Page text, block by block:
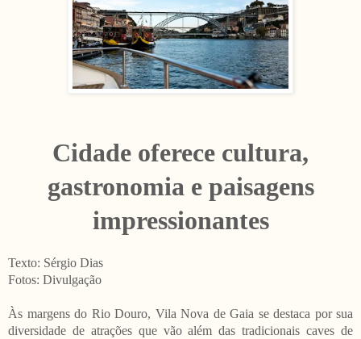
Cidade oferece cultura,
gastronomia e paisagens
impressionantes
Texto: Sérgio Dias
Fotos: Divulgação
Às margens do Rio Douro, Vila Nova de Gaia se destaca por sua
diversidade de atrações que vão além das tradicionais caves de